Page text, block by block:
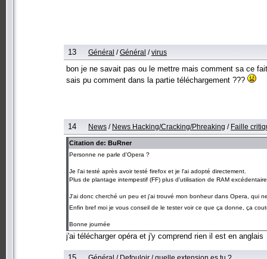
13 Général /Général /virus
bon je ne savait pas ou le mettre mais comment sa ce
sais pu comment dans la partie téléchargement ???
14 News / News Hacking/Cracking/Phreaking / Faille
Citation de: BuRner
Personne ne parle d'Opera ?
Je l'ai testé après avoir testé firefox et je l'ai adopté directement.
Plus de plantage intempestif (FF) plus d'utilisation de RAM
J'ai donc cherché un peu et j'ai trouvé mon bonheur dans Opera, qui
Enfin bref moi je vous conseil de le tester voir ce que ça donne, ça
Bonne journée
j'ai télécharger opéra et j'y comprend rien il est en anglais
Général / Defouloir /quelle extension es tu ?